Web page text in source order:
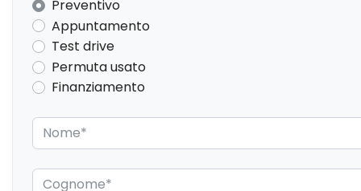
Poggiatesta posteriori regolabili
Radio DAB
Sedili abbattibili
Preventivo
Appuntamento
Test drive
Permuta usato
Finanziamento